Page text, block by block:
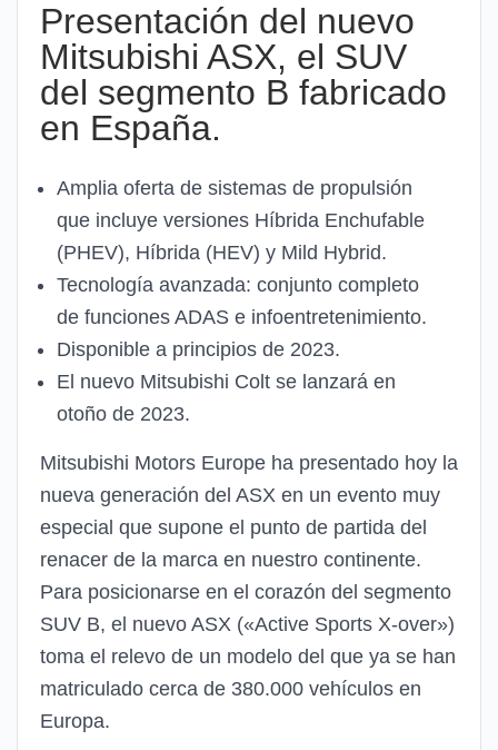
Presentación del nuevo
Mitsubishi ASX, el SUV
del segmento B fabricado
en España.
Amplia oferta de sistemas de propulsión
que incluye versiones Híbrida Enchufable
(PHEV), Híbrida (HEV) y Mild Hybrid.
Tecnología avanzada: conjunto completo
de funciones ADAS e infoentretenimiento.
Disponible a principios de 2023.
El nuevo Mitsubishi Colt se lanzará en
otoño de 2023.
Mitsubishi Motors Europe ha presentado hoy la
nueva generación del ASX en un evento muy
especial que supone el punto de partida del
renacer de la marca en nuestro continente.
Para posicionarse en el corazón del segmento
SUV B, el nuevo ASX («Active Sports X-over»)
toma el relevo de un modelo del que ya se han
matriculado cerca de 380.000 vehículos en
Europa.